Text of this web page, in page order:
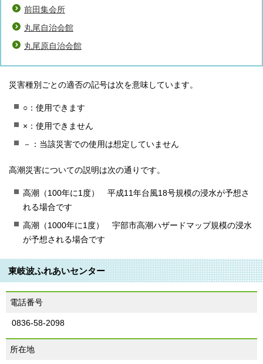
前田集会所
丸尾自治会館
丸尾原自治会館
災害種別ごとの適否の記号は次を意味しています。
○：使用できます
×：使用できません
－：当該災害での使用は想定していません
高潮災害についての説明は次の通りです。
高潮（100年に1度） 平成11年台風18号規模の浸水が予想さ
れる場合です
高潮（1000年に1度） 宇部市高潮ハザードマップ規模の浸水
が予想される場合です
東岐波ふれあいセンター
電話番号
0836-58-2098
所在地